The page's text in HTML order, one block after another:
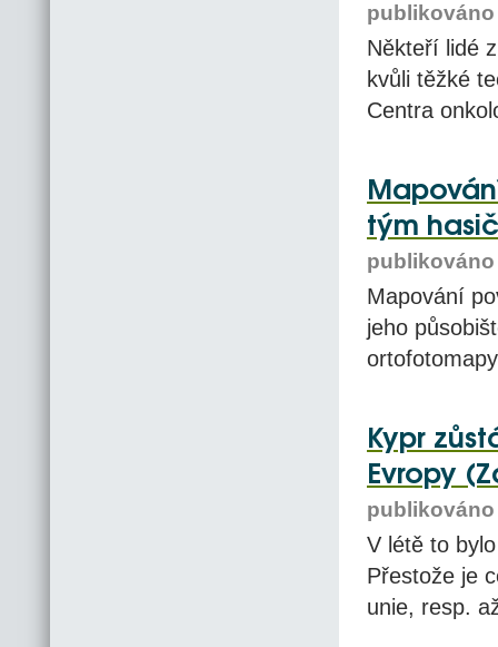
publikováno
Někteří lidé
kvůli těžké
Centra
tým
publikováno
Mapování
jeho
Kypr
Evropy
publikováno
V létě to
Přestože je
unie, resp.